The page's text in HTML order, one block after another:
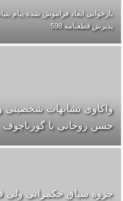
بازخوانی ابعاد فراموش شده پیام
پذیرش قطعنامه 598
واکاوی تشابهات
حسن روحانی با گورباچوف
جزوه سیاق حکمرانی ولی